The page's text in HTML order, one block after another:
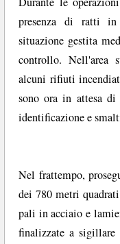
presenza di ratti
situazione gestita
controllo. Nell'area
alcuni rifiuti
sono ora in attesa di
identificazione e
Nel frattempo,
dei 780 metri
pali in acciaio e
finalizzate a sigillare